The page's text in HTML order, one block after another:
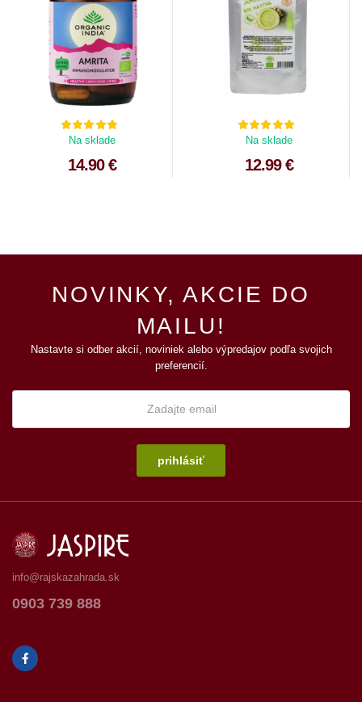
Na sklade
14.90 €
Na sklade
12.99 €
NOVINKY, AKCIE DO
MAILU!
Nastavte si odber akcií, noviniek alebo výpredajov podľa svojich
preferencií.
prihlásiť
info@rajskazahrada.sk
0903 739 888